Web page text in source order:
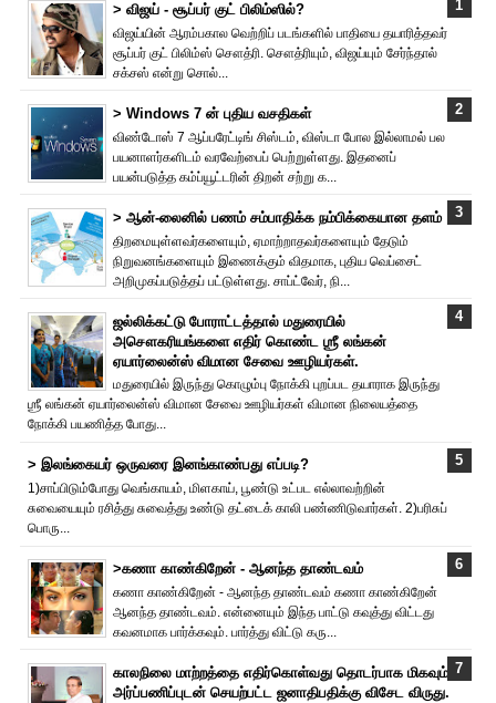
> விஜய் - சூப்பர் குட் பிலிம்ஸில்?
விஜய்யின் ஆரம்பகால வெற்றிப் படங்களில் பாதியை தயா‌ரித்தவர்
சூப்பர் குட் பிலிம்ஸ் சௌத்‌ரி. சௌத்‌ரியும், விஜய்யும் சேர்ந்தால்
சக்சஸ் என்று சொல்...
> Windows 7 ன் புதிய வசதிகள்
விண்டோஸ் 7 ஆப்பரேட்டிங் சிஸ்டம், விஸ்டா போல இல்லாமல் பல
பயனாளர்களிடம் வரவேற்பைப் பெற்றுள்ளது. இதனைப்
பயன்படுத்த கம்ப்யூட்டரின் திறன் சற்று க...
> ஆன்-லைனில் பணம் சம்பாதிக்க நம்பிக்கையான தளம்
திறமையுள்ளவர்களையும், ஏமாற்றாதவர்களையும் தேடும்
நிறுவனங்களையும் இணைக்கும் விதமாக, புதிய வெப்சைட்
அறிமுகப்படுத்தப் பட்டுள்ளது. சாப்ட்வேர், நி...
ஜல்லிக்கட்டு போராட்டத்தால் மதுரையில்
அசௌகரியங்களை எதிர் கொண்ட ஶ்ரீ லங்கன்
ஏயார்லைன்ஸ் விமான சேவை ஊழியர்கள்.
மதுரையில் இருந்து கொழும்பு நோக்கி புறப்பட தயாராக இருந்து
ஶ்ரீ லங்கன் ஏயார்லைன்ஸ் விமான சேவை ஊழியர்கள் விமான நிலையத்தை
நோக்கி பயணித்த போது...
> இலங்கையர் ஒருவரை இனங்காண்பது எப்படி?
1)சாப்பிடும்போது வெங்காயம், மிளகாய், பூண்டு உட்பட எல்லாவற்றின்
சுவையையும் ரசித்து சுவைத்து உண்டு தட்டைக் காலி பண்ணிடுவார்கள். 2)பரிசுப்
பொரு...
>கணா காண்கிறேன் - ஆனந்த தாண்டவம்
கணா காண்கிறேன் - ஆனந்த தாண்டவம் கணா காண்கிறேன்
ஆனந்த தாண்டவம். என்னையும் இந்த பாட்டு கவுத்து விட்டது
கவனமாக பார்க்கவும். பார்த்து விட்டு கரு...
காலநிலை மாற்றத்தை எதிர்கொள்வது தொடர்பாக மிகவும்
அர்ப்பணிப்புடன் செயற்பட்ட ஜனாதிபதிக்கு விசேட விருது.